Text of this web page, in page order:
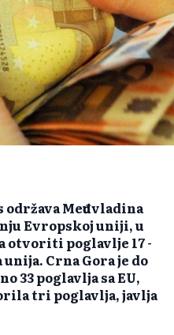
Međuvladina
Evropskoj uniji, u
otvoriti poglavlje 17 -
Crna Gora je do
33 poglavlja sa EU,
tri poglavlja, javlja